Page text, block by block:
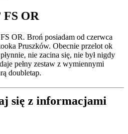
FS OR
OR. Broń posiadam od czerwca
Pruszków. Obecnie przelot ok
nie zacina się, nie był nigdy
pełny zestaw z wymiennymi
doubletap.
się z informacjami